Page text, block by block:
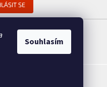
Souhlasím
SE